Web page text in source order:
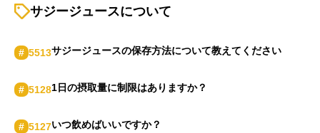
サジージュースについて
# 5513サジージュースの保存方法について教えてください
# 51281日の摂取量に制限はありますか？
# 5127いつ飲めばいいですか？